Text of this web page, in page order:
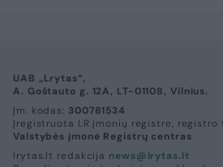
UAB „Lrytas“,
A. Goštauto g. 12A, LT-01108, Vilnius.
Įm. kodas: 300781534
Įregistruota LR įmonių registre, registro
Valstybės įmonė Registrų centras
lrytas.lt redakcija news@lrytas.lt